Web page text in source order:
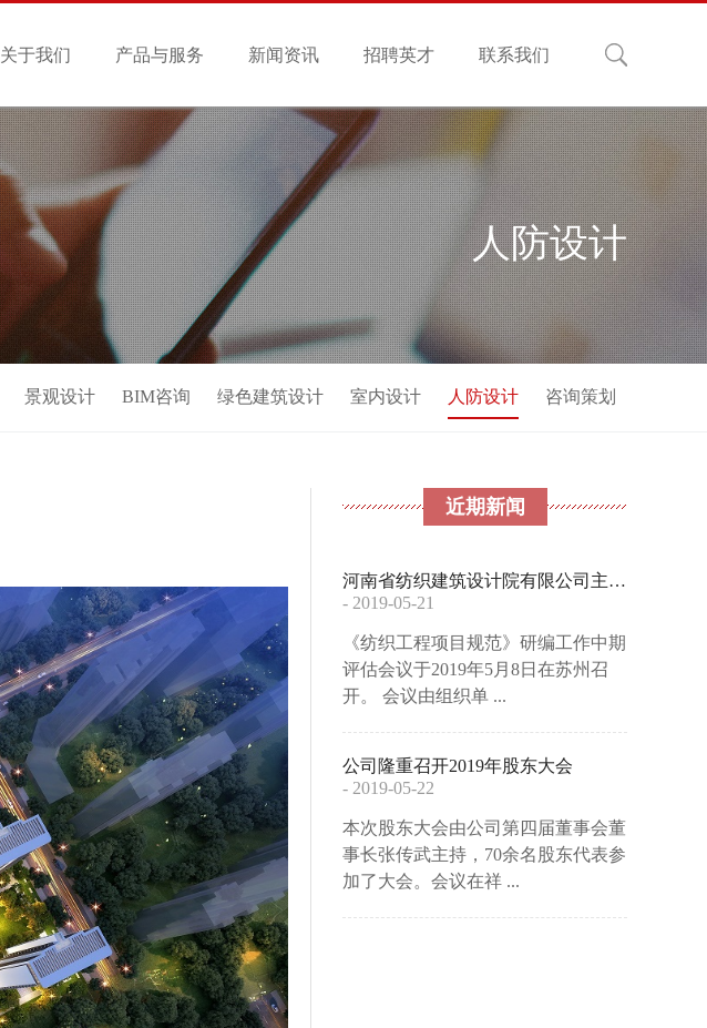
关于我们 产品与服务 新闻资讯 招聘英才 联系我们
人防设计
景观设计 BIM咨询 绿色建筑设计 室内设计 人防设计 咨询策划
近期新闻
河南省纺织建筑设计院有限公司主编的全文强 ...
- 2019-05-21
《纺织工程项目规范》研编工作中期
评估会议于2019年5月8日在苏州召
开。 会议由组织单 ...
公司隆重召开2019年股东大会
- 2019-05-22
本次股东大会由公司第四届董事会董
事长张传武主持，70余名股东代表参
加了大会。会议在祥 ...